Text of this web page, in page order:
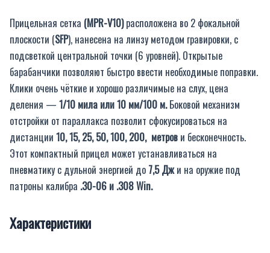
Прицельная сетка (MPR-V10)расположена во 2 фокальной
плоскости (SFP), нанесена на линзу методом гравировки, с
подсветкой центральной точки (6 уровней). Открытые
барабанчики позволяют быстро ввести необходимые поправки.
Клики очень чёткие и хорошо различимые на слух, цена
деления — 1/10 мила или 10 мм/100 м.Боковой механизм
отстройки от параллакса позволит сфокусироваться на
дистанции 10, 15, 25, 50, 100, 200, метров и бесконечность.
Этот компактный прицел может устанавливаться на
пневматику с дульной энергией до 7,5 Джи на оружие под
патроны калибра .30-06 и .308 Win.
Характеристики